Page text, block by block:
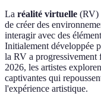
La réalité virtuelle (RV)
de créer des
interagir avec des
Initialement développée
la RV a progressivement
2026, les artistes
captivantes qui
l'expérience artistique.